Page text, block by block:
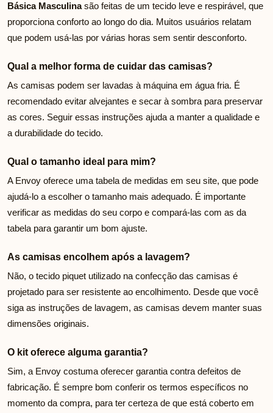
Básica Masculinasão feitas de um tecido leve e respirável, que
proporciona conforto ao longo do dia. Muitos usuários relatam
que podem usá-las por várias horas sem sentir desconforto.
Qual a melhor forma de cuidar das camisas?
As camisas podem ser lavadas à máquina em água fria. É
recomendado evitar alvejantes e secar à sombra para preservar
as cores. Seguir essas instruções ajuda a manter a qualidade e
a durabilidade do tecido.
Qual o tamanho ideal para mim?
A Envoy oferece uma tabela de medidas em seu site, que pode
ajudá-lo a escolher o tamanho mais adequado. É importante
verificar as medidas do seu corpo e compará-las com as da
tabela para garantir um bom ajuste.
As camisas encolhem após a lavagem?
Não, o tecido piquet utilizado na confecção das camisas é
projetado para ser resistente ao encolhimento. Desde que você
siga as instruções de lavagem, as camisas devem manter suas
dimensões originais.
O kit oferece alguma garantia?
Sim, a Envoy costuma oferecer garantia contra defeitos de
fabricação. É sempre bom conferir os termos específicos no
momento da compra, para ter certeza de que está coberto em